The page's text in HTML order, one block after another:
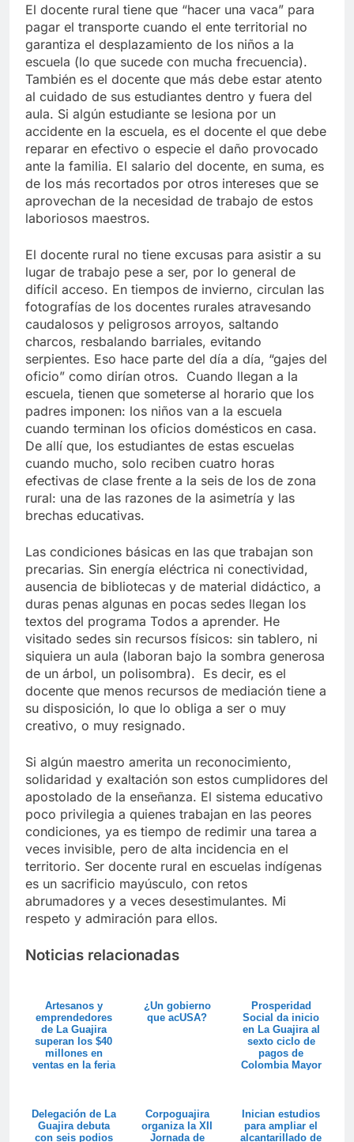
El docente rural tiene que “hacer una vaca” para
pagar el transporte cuando el ente territorial no
garantiza el desplazamiento de los niños a la
escuela (lo que sucede con mucha frecuencia).
También es el docente que más debe estar atento
al cuidado de sus estudiantes dentro y fuera del
aula. Si algún estudiante se lesiona por un
accidente en la escuela, es el docente el que debe
reparar en efectivo o especie el daño provocado
ante la familia. El salario del docente, en suma, es
de los más recortados por otros intereses que se
aprovechan de la necesidad de trabajo de estos
laboriosos maestros.
El docente rural no tiene excusas para asistir a su
lugar de trabajo pese a ser, por lo general de
difícil acceso. En tiempos de invierno, circulan las
fotografías de los docentes rurales atravesando
caudalosos y peligrosos arroyos, saltando
charcos, resbalando barriales, evitando
serpientes. Eso hace parte del día a día, “gajes del
oficio” como dirían otros. Cuando llegan a la
escuela, tienen que someterse al horario que los
padres imponen: los niños van a la escuela
cuando terminan los oficios domésticos en casa.
De allí que, los estudiantes de estas escuelas
cuando mucho, solo reciben cuatro horas
efectivas de clase frente a la seis de los de zona
rural: una de las razones de la asimetría y las
brechas educativas.
Las condiciones básicas en las que trabajan son
precarias. Sin energía eléctrica ni conectividad,
ausencia de bibliotecas y de material didáctico, a
duras penas algunas en pocas sedes llegan los
textos del programa Todos a aprender. He
visitado sedes sin recursos físicos: sin tablero, ni
siquiera un aula (laboran bajo la sombra generosa
de un árbol, un polisombra). Es decir, es el
docente que menos recursos de mediación tiene a
su disposición, lo que lo obliga a ser o muy
creativo, o muy resignado.
Si algún maestro amerita un reconocimiento,
solidaridad y exaltación son estos cumplidores del
apostolado de la enseñanza. El sistema educativo
poco privilegia a quienes trabajan en las peores
condiciones, ya es tiempo de redimir una tarea a
veces invisible, pero de alta incidencia en el
territorio. Ser docente rural en escuelas indígenas
es un sacrificio mayúsculo, con retos
abrumadores y a veces desestimulantes. Mi
respeto y admiración para ellos.
Noticias relacionadas
Artesanos y
emprendedores
de La Guajira
superan los $40
millones en
ventas en la feria
¿Un gobierno
que acUSA?
Prosperidad
Social da inicio
en La Guajira al
sexto ciclo de
pagos de
Colombia Mayor
Delegación de La
Guajira debuta
con seis podios
Corpoguajira
organiza la XII
Jornada de
Inician estudios
para ampliar el
alcantarillado de